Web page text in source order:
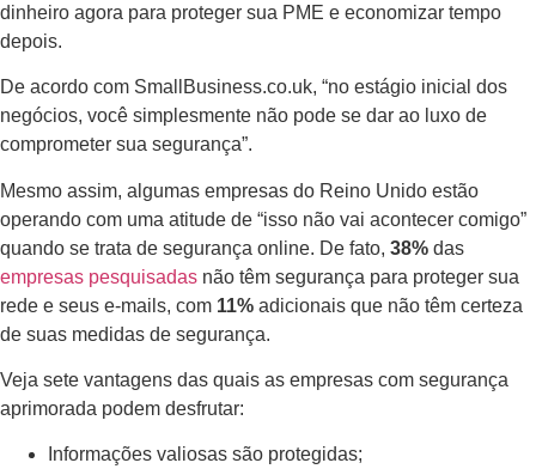
dinheiro agora para proteger sua PME e economizar tempo
depois.
De acordo com SmallBusiness.co.uk, “no estágio inicial dos
negócios, você simplesmente não pode se dar ao luxo de
comprometer sua segurança”.
Mesmo assim, algumas empresas do Reino Unido estão
operando com uma atitude de “isso não vai acontecer comigo”
quando se trata de segurança online. De fato, 38% das
empresas pesquisadas não têm segurança para proteger sua
rede e seus e-mails, com 11% adicionais que não têm certeza
de suas medidas de segurança.
Veja sete vantagens das quais as empresas com segurança
aprimorada podem desfrutar:
Informações valiosas são protegidas;